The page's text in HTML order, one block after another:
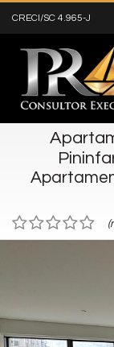
CRECI/SC 4.965-J